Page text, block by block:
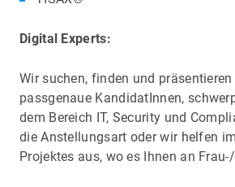
Digital Experts:
Wir suchen, finden und präsentieren
passgenaue KandidatInnen,
dem Bereich IT, Security und
die Anstellungsart oder wir helfen
Projektes aus, wo es Ihnen an